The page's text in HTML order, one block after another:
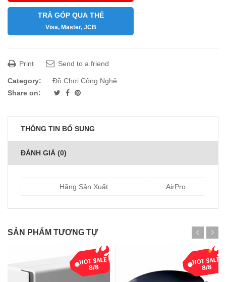
TRẢ GÓP QUA THẺ
Visa, Master, JCB
Print Send to a friend
Category:
Đồ Chơi Công Nghệ
Share on:
THÔNG TIN BỔ SUNG
ĐÁNH GIÁ (0)
Hãng Sản Xuất AirPro
SẢN PHẨM TƯƠNG TỰ
-13%